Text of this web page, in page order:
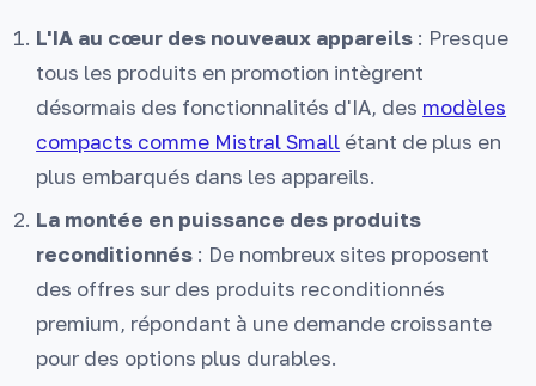
L'IA au cœur des nouveaux appareils : Presque
tous les produits en promotion intègrent
désormais des fonctionnalités d'IA, des modèles
compacts comme Mistral Small étant de plus en
plus embarqués dans les appareils.
La montée en puissance des produits
reconditionnés : De nombreux sites proposent
des offres sur des produits reconditionnés
premium, répondant à une demande croissante
pour des options plus durables.